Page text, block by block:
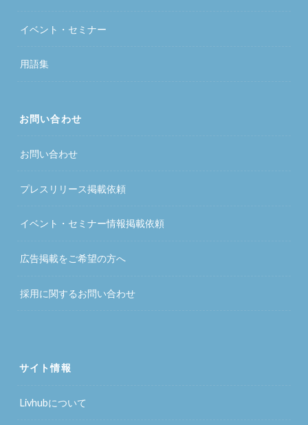
イベント・セミナー
用語集
お問い合わせ
お問い合わせ
プレスリリース掲載依頼
イベント・セミナー情報掲載依頼
広告掲載をご希望の方へ
採用に関するお問い合わせ
サイト情報
Livhubについて